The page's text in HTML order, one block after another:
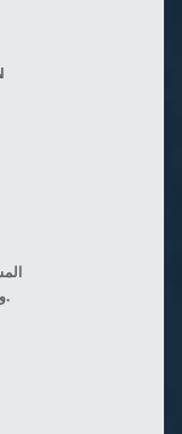
والشبكات الاجتماعية وما إلى ذلك.